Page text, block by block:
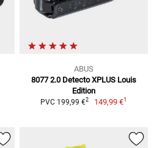
ABUS
8077 2.0 Detecto XPLUS Louis
Edition
PVC 199,99 €2 149,99 €1